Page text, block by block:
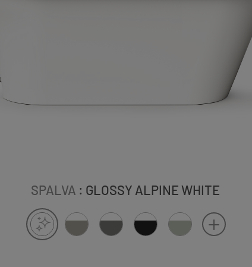
SPALVA : GLOSSY ALPINE WHITE